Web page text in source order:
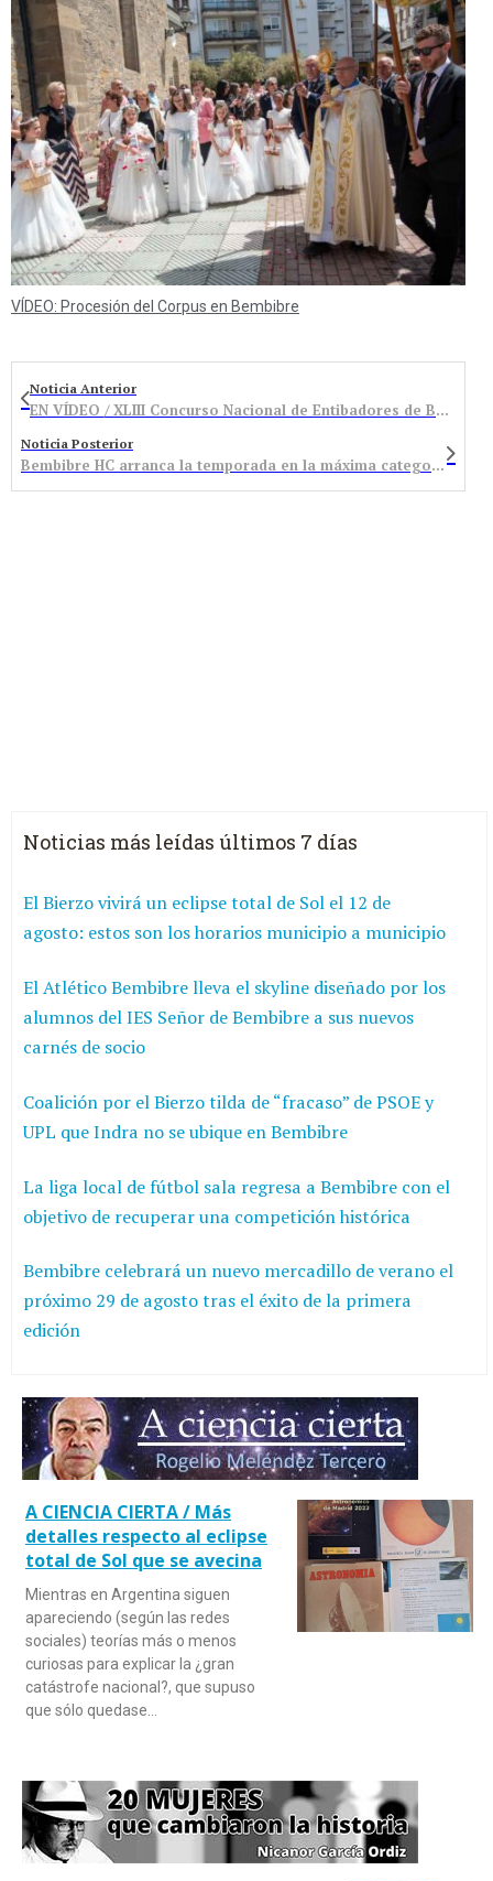
VÍDEO: Procesión del Corpus en Bembibre
Noticia Anterior
EN VÍDEO / XLIII Concurso Nacional de Entibadores de Bembibre
Noticia Posterior
Bembibre HC arranca la temporada en la máxima categoría del hockey patines frente al Telecable
Noticias más leídas últimos 7 días
El Bierzo vivirá un eclipse total de Sol el 12 de
agosto: estos son los horarios municipio a municipio
El Atlético Bembibre lleva el skyline diseñado por los
alumnos del IES Señor de Bembibre a sus nuevos
carnés de socio
Coalición por el Bierzo tilda de “fracaso” de PSOE y
UPL que Indra no se ubique en Bembibre
La liga local de fútbol sala regresa a Bembibre con el
objetivo de recuperar una competición histórica
Bembibre celebrará un nuevo mercadillo de verano el
próximo 29 de agosto tras el éxito de la primera
edición
A CIENCIA CIERTA / Más
detalles respecto al eclipse
total de Sol que se avecina
Mientras en Argentina siguen
apareciendo (según las redes
sociales) teorías más o menos
curiosas para explicar la ¿gran
catástrofe nacional?, que supuso
que sólo quedase…